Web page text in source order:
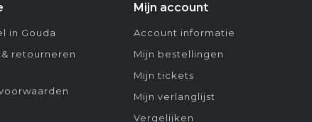
in Gouda
retourneren
Mijn account
Account informatie
Mijn bestellingen
Mijn tickets
Mijn verlanglijst
Vergelijken